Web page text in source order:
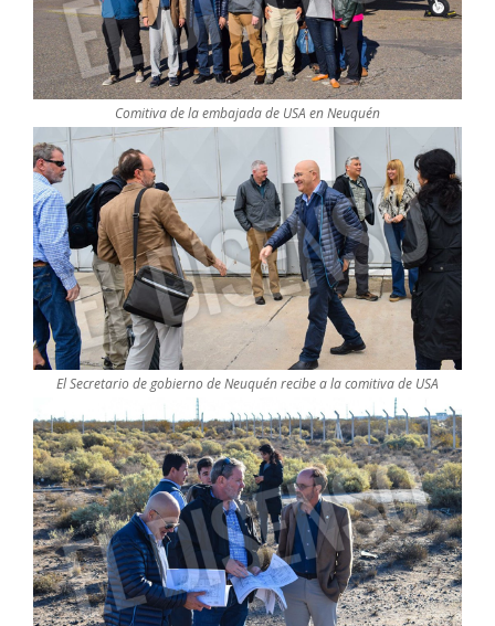
Comitiva de la embajada de USA en Neuquén
El Secretario de gobierno de Neuquén recibe a la comitiva de USA